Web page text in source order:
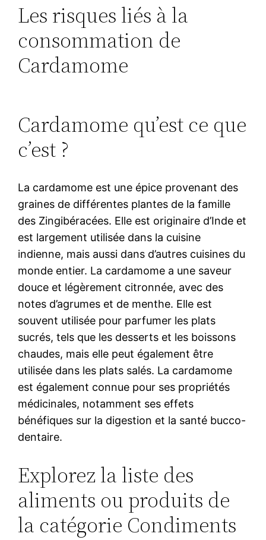
Les risques liés à la
consommation de
Cardamome
Cardamome qu’est ce que
c’est ?
La cardamome est une épice provenant des
graines de différentes plantes de la famille
des Zingibéracées. Elle est originaire d’Inde et
est largement utilisée dans la cuisine
indienne, mais aussi dans d’autres cuisines du
monde entier. La cardamome a une saveur
douce et légèrement citronnée, avec des
notes d’agrumes et de menthe. Elle est
souvent utilisée pour parfumer les plats
sucrés, tels que les desserts et les boissons
chaudes, mais elle peut également être
utilisée dans les plats salés. La cardamome
est également connue pour ses propriétés
médicinales, notamment ses effets
bénéfiques sur la digestion et la santé bucco-
dentaire.
Explorez la liste des
aliments ou produits de
la catégorie Condiments